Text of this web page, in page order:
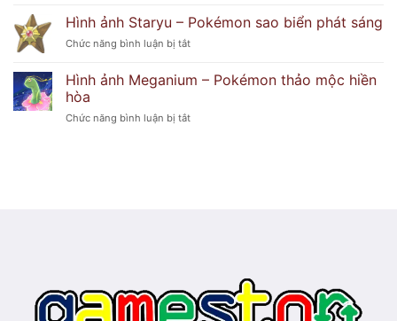
bí
hoa
dáng
ảnh
Froslass
–
băng
lẽo
Hình ảnh Staryu – Pokémon sao biển phát sáng
Chức năng bình luận bị tắtở
Staryu
Pokémon
Hình ảnh Meganium – Pokémon thảo mộc hiền
hòa
Chức năng bình luận bị tắtở